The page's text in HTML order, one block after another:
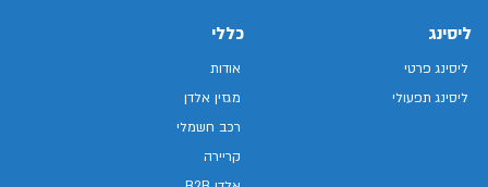
ליסינג
ליסינג פרטי
ליסינג תפעולי
כללי
אודות
מגזין אלדן
רכב חשמלי
קריירה